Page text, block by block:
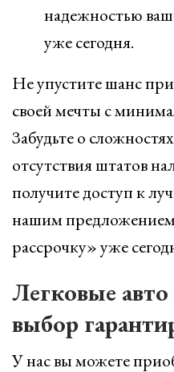
надежностью
уже сегодня.
Не упустите шанс
своей мечты с
Забудьте о
отсутствия штатов
получите доступ к
нашим
рассрочку» уже
Легковые
выбор
У нас вы можете